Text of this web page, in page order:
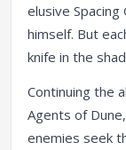
elusive
himself. But
knife in the
Continuing the
Agents of
enemies seek